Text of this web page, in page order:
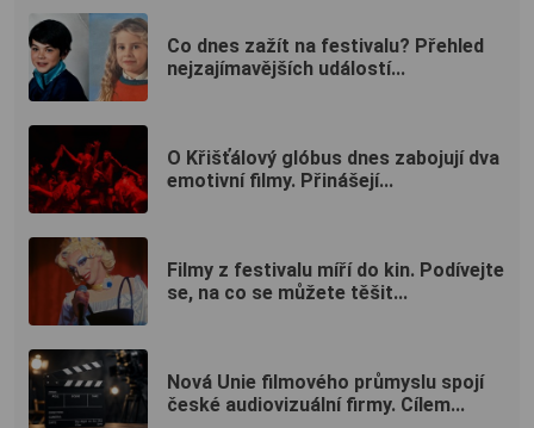
Co dnes zažít na festivalu? Přehled
nejzajímavějších událostí...
O Křišťálový glóbus dnes zabojují dva
emotivní filmy. Přinášejí...
Filmy z festivalu míří do kin. Podívejte
se, na co se můžete těšit...
Nová Unie filmového průmyslu spojí
české audiovizuální firmy. Cílem...